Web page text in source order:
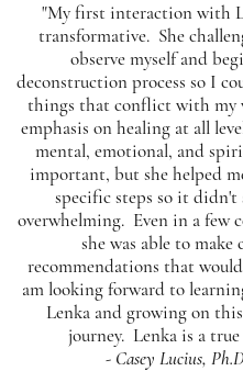
"My first interaction with
transformative. She
observe myself and
deconstruction process so I
things that conflict with my
emphasis on healing at all
mental, emotional, and
important, but she helped
specific steps so it didn't
overwhelming. Even in a few
she was able to make
recommendations that
am looking forward to
Lenka and growing on
journey. Lenka is a
- Casey Lucius,